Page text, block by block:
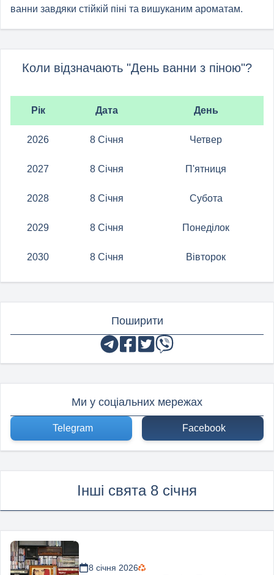
ванни завдяки стійкій піні та вишуканим ароматам.
Коли відзначають "День ванни з піною"?
Рік Дата День
2026 8 Січня Четвер
2027 8 Січня П'ятниця
2028 8 Січня Субота
2029 8 Січня Понеділок
2030 8 Січня Вівторок
Поширити
Ми у соціальних мережах
Telegram Facebook
Інші свята 8 січня
8 січня 2026